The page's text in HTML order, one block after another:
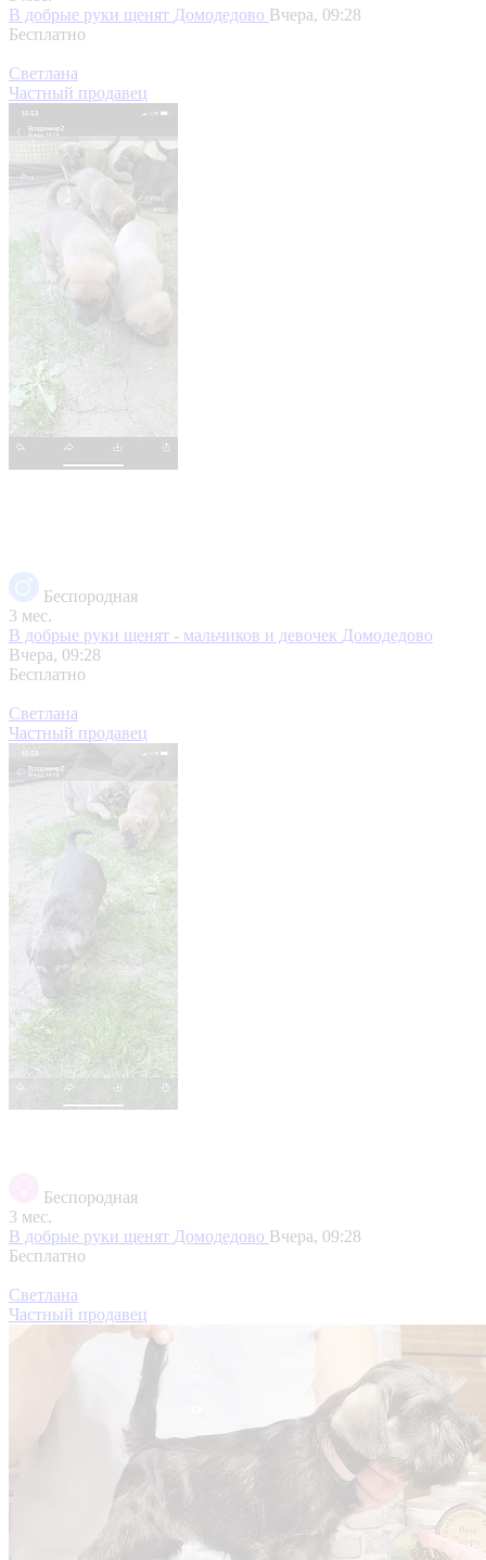
В добрые руки щенят Домодедово Вчера, 09:28
Бесплатно
Светлана
Частный продавец
Беспородная
3 мес.
В добрые руки щенят - мальчиков и девочек Домодедово
Вчера, 09:28
Бесплатно
Светлана
Частный продавец
Беспородная
3 мес.
В добрые руки щенят Домодедово Вчера, 09:28
Бесплатно
Светлана
Частный продавец